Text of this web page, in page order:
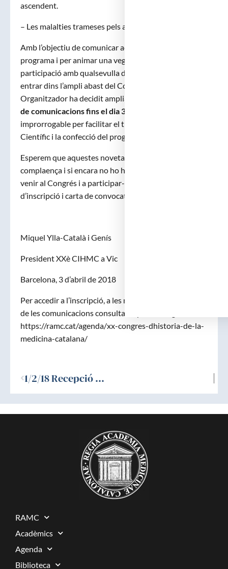
ascendent.
– Les malalties trameses pels animals.
Amb l’objectiu de comunicar aquest avanç de
programa i per animar una vegada més a la
participació amb qualsevulla dels temes que poden
entrar dins l’ampli abast del Congrés el Comitè
Organitzador ha decidit ampliar
de comunicacions fins el dia 30 del mes d’abril.
improrrogable per facilitar el treball del Comitè
Científic i la confecció del programa.
Esperem que aquestes novetats seran admeses amb
complaença i si encara no ho heu fet animeu-vos a
venir al Congrés i a participar-hi. Adjuntem de nou full
d’inscripció i carta de convocatòria.
Miquel Ylla-Català i Genís
President XXè CIHMC a Vic
Barcelona, 3 d’abril de 2018
Per accedir a l’inscripció, a les normes de presentació
de les comunicacions consultar l’apartat d’Agenda:
https://ramc.cat/agenda/xx-congres-dhistoria-de-la-
medicina-catalana/
1/2/18 Recepció Acadèmic Corresponent Estranger, Dr. Antoni Ribas i Bruguera
RAMC
Acadèmics
Agenda
Biblioteca